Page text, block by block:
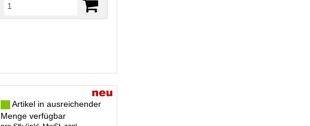
Artikel in ausreichender
Menge verfügbar